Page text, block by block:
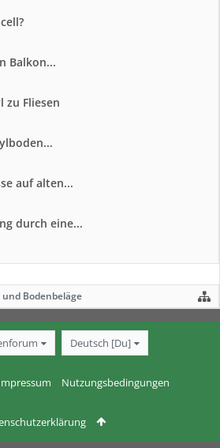
Balkon...
zu Fliesen
auf alten...
durch eine...
und Bodenbeläge
Deutsch [Du]
Nutzungsbedingungen